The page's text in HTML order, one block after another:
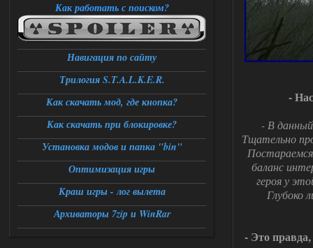
-
- В
Тщательно
баланс
героя у
Глубоко
- Это
Как работать с поиском?
Навигация по сайту
Трилогия S.T.A.L.K.E.R.
Как скачать мод, где кнопка?
Как скачать при блокировке?
Установка модов и папка "bin"
Оптимизация игры
Краш игры - лог вылета
Архиваторы 7zip и WinRar